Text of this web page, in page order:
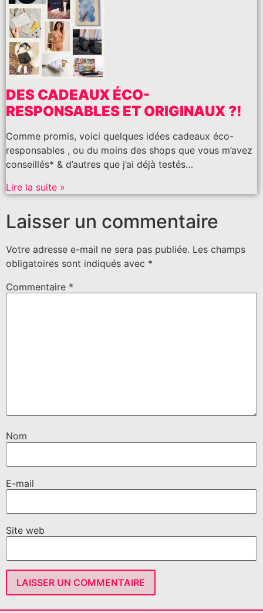
DES CADEAUX ÉCO-
RESPONSABLES ET ORIGINAUX ?!
Comme promis, voici quelques idées cadeaux éco-
responsables , ou du moins des shops que vous m’avez
conseillés* & d’autres que j’ai déjà testés…
Lire la suite »
Laisser un commentaire
Votre adresse e-mail ne sera pas publiée. Les champs
obligatoires sont indiqués avec *
Commentaire *
Nom
E-mail
Site web